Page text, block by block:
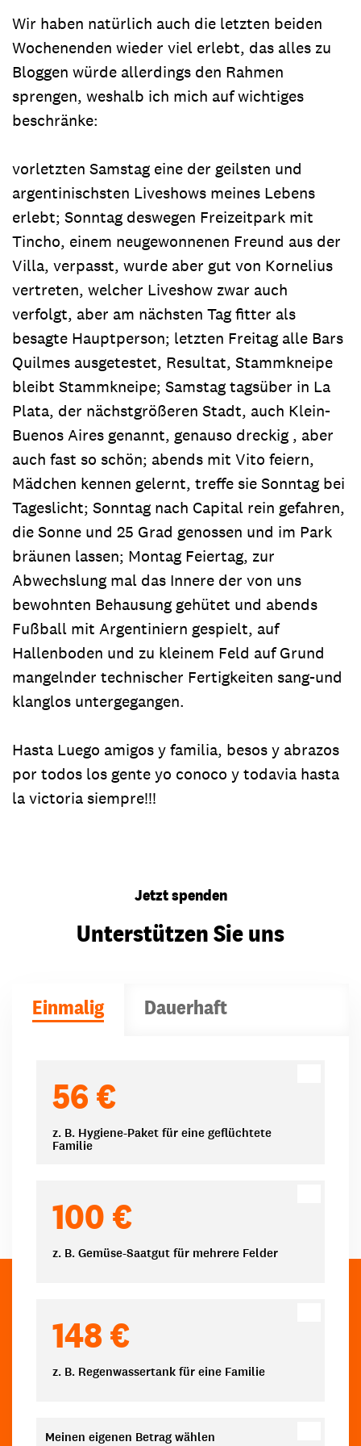
Wir haben natürlich auch die letzten beiden
Wochenenden wieder viel erlebt, das alles zu
Bloggen würde allerdings den Rahmen
sprengen, weshalb ich mich auf wichtiges
beschränke:
vorletzten Samstag eine der geilsten und
argentinischsten Liveshows meines Lebens
erlebt; Sonntag deswegen Freizeitpark mit
Tincho, einem neugewonnenen Freund aus der
Villa, verpasst, wurde aber gut von Kornelius
vertreten, welcher Liveshow zwar auch
verfolgt, aber am nächsten Tag fitter als
besagte Hauptperson; letzten Freitag alle Bars
Quilmes ausgetestet, Resultat, Stammkneipe
bleibt Stammkneipe; Samstag tagsüber in La
Plata, der nächstgrößeren Stadt, auch Klein-
Buenos Aires genannt, genauso dreckig , aber
auch fast so schön; abends mit Vito feiern,
Mädchen kennen gelernt, treffe sie Sonntag bei
Tageslicht; Sonntag nach Capital rein gefahren,
die Sonne und 25 Grad genossen und im Park
bräunen lassen; Montag Feiertag, zur
Abwechslung mal das Innere der von uns
bewohnten Behausung gehütet und abends
Fußball mit Argentiniern gespielt, auf
Hallenboden und zu kleinem Feld auf Grund
mangelnder technischer Fertigkeiten sang-und
klanglos untergegangen.
Hasta Luego amigos y familia, besos y abrazos
por todos los gente yo conoco y todavia hasta
la victoria siempre!!!
Jetzt spenden
Unterstützen Sie uns
Einmalig Dauerhaft
56 €
z. B. Hygiene-Paket für eine geflüchtete
Familie
100 €
z. B. Gemüse-Saatgut für mehrere Felder
148 €
z. B. Regenwassertank für eine Familie
Meinen eigenen Betrag wählen